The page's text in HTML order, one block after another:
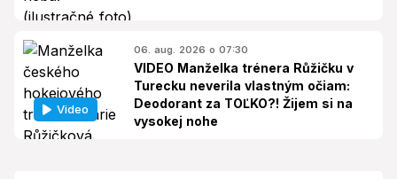
Video
06. aug. 2026 o 07:30
VIDEO Manželka trénera Růžičku v
Turecku neverila vlastným očiam:
Deodorant za TOĽKO?! Žijem si na
vysokej nohe